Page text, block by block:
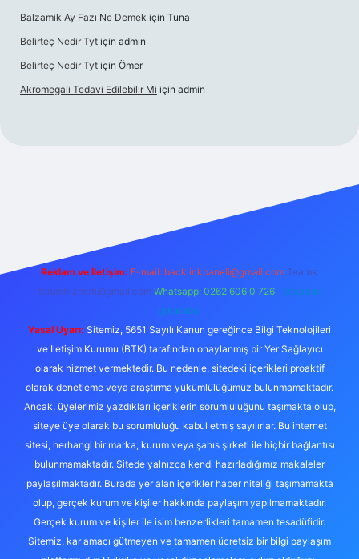
Balzamik Ay Fazı Ne Demek için Tuna
Belirteç Nedir Tyt için admin
Belirteç Nedir Tyt için Ömer
Akromegali Tedavi Edilebilir Mi için admin
Reklam ve İletişim: E-mail: backlinkpaneli@gmail.com Teams:
forumhizmeti@gmail.com Whatsapp: 0262 606 0 726 Telegram:
@karabul
Yasal Uyarı: Sitemiz, 5651 Sayılı Kanun gereğince Bilgi Teknolojileri
ve İletişim Kurumu (BTK) tarafından onaylanmış bir Yer Sağlayıcı
olarak hizmet vermektedir. Bu nedenle, sitedeki içerikleri proaktif
olarak denetleme veya araştırma yükümlülüğümüz bulunmamaktadır.
Ancak, üyelerimiz yazdıkları içeriklerin sorumluluğunu taşımakta olup,
siteye üye olarak bu sorumluluğu kabul etmiş sayılırlar. Bu internet
sitesi, herhangi bir marka, kurum veya şahıs şirketi ile hiçbir bağlantısı
bulunmamaktadır. Sitede yalnızca kendi hazırladığımız makaleler
paylaşılmaktadır. Burada yer alan içerikler haber niteliği taşımamakta
olup, gerçek kurum ve kişiler hakkında paylaşım yapılmamaktadır.
Gerçek kurum ve kişiler ile isim benzerlikleri tamamen tesadüfidir.
Sitemiz, kar amacı gütmeyen ve tamamen ücretsiz bir bilgi paylaşım